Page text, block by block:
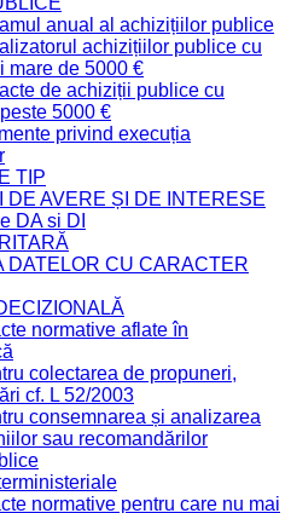
anual al achizițiilor publice
achizițiilor publice cu
mare de 5000 €
de achiziții publice cu
5000 €
privind execuția
TIP
DE AVERE ȘI DE INTERESE
DA si DI
DATELOR CU CARACTER
normative aflate în
colectarea de propuneri,
cf. L 52/2003
consemnarea și analizarea
sau recomandărilor
normative pentru care nu mai